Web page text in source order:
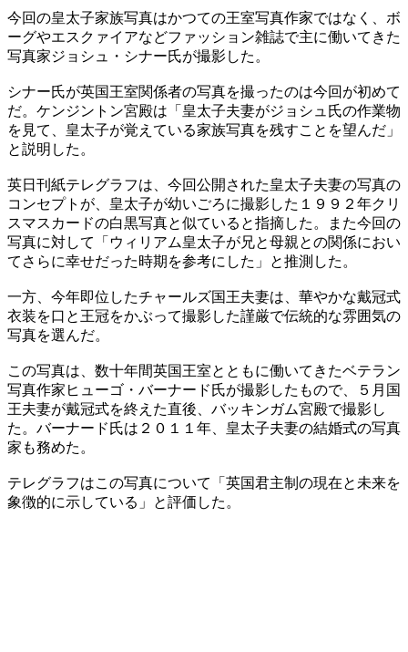
今回の皇太子家族写真はかつての王室写真作家ではなく、ボ
ーグやエスクァイアなどファッション雑誌で主に働いてきた
写真家ジョシュ・シナー氏が撮影した。
シナー氏が英国王室関係者の写真を撮ったのは今回が初めて
だ。ケンジントン宮殿は「皇太子夫妻がジョシュ氏の作業物
を見て、皇太子が覚えている家族写真を残すことを望んだ」
と説明した。
英日刊紙テレグラフは、今回公開された皇太子夫妻の写真の
コンセプトが、皇太子が幼いごろに撮影した１９９２年クリ
スマスカードの白黒写真と似ていると指摘した。また今回の
写真に対して「ウィリアム皇太子が兄と母親との関係におい
てさらに幸せだった時期を参考にした」と推測した。
一方、今年即位したチャールズ国王夫妻は、華やかな戴冠式
衣装を口と王冠をかぶって撮影した謹厳で伝統的な雰囲気の
写真を選んだ。
この写真は、数十年間英国王室とともに働いてきたベテラン
写真作家ヒューゴ・バーナード氏が撮影したもので、５月国
王夫妻が戴冠式を終えた直後、バッキンガム宮殿で撮影し
た。バーナード氏は２０１１年、皇太子夫妻の結婚式の写真
家も務めた。
テレグラフはこの写真について「英国君主制の現在と未来を
象徴的に示している」と評価した。